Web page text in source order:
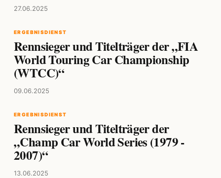
27.06.2025
ERGEBNISDIENST
Rennsieger und Titelträger der „FIA
World Touring Car Championship
(WTCC)“
09.06.2025
ERGEBNISDIENST
Rennsieger und Titelträger der
„Champ Car World Series (1979 -
2007)“
13.06.2025